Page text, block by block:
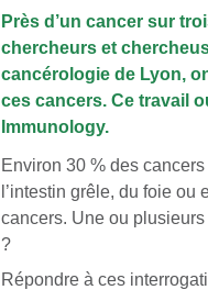
Près d’un cancer sur
chercheurs et
cancérologie de Lyon,
ces cancers. Ce travail
Immunology.
Environ 30 % des
l’intestin grêle, du foie
cancers. Une ou
?
Répondre à ces